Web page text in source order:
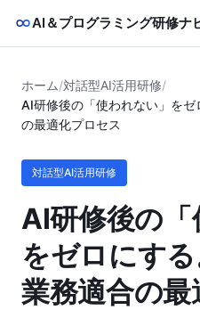
AI＆プログラミング研修ナ
ホーム/対話型AI活用研修/
AI研修後の「使われない」を
の最適化プロセス
対話型AI活用研修
AI研修後の「
をゼロにす
業務適合の